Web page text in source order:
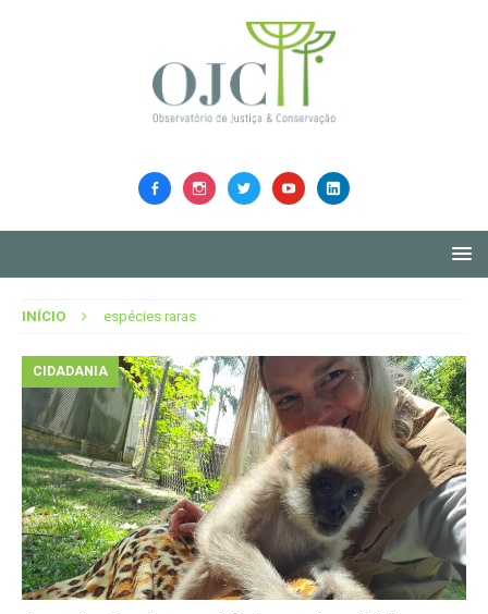
INÍCIO espécies raras
CIDADANIA